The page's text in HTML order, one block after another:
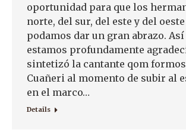
oportunidad para que los
norte, del sur, del este y del
podamos dar un gran abrazo. Así
estamos profundamente
sintetizó la cantante qom
Cuañeri al momento de subir al
en el marco…
Details